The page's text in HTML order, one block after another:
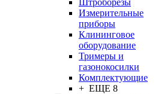
Штроборезы
Измерительные
приборы
Клининговое
оборудование
Тримеры и
газонокосилки
Комплектующие
+ ЕЩЕ 8